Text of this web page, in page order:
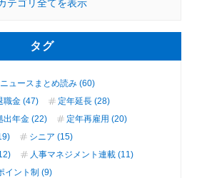
テゴリ全てを表示
タグ
ニュースまとめ読み (60)
職金 (47)
定年延長 (28)
出年金 (22)
定年再雇用 (20)
シニア (15)
人事マネジメント連載 (11)
イント制 (9)